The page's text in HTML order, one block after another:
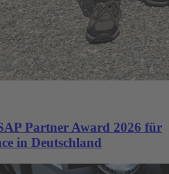
Partner Award 2026 für
in Deutschland